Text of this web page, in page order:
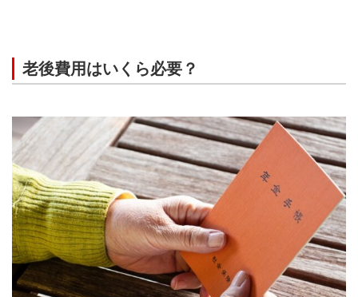
老後費用はいくら必要？